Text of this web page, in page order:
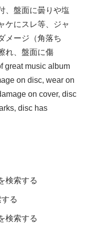
、盤面に曇りや塩
ケにスレ等、ジャ
メージ（角落ち
れ、盤面に傷
great music album
on disc, wear on
on cover, disc
disc has
検索する
する
検索する